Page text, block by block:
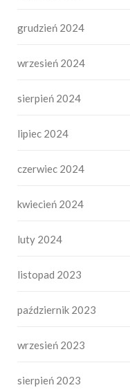
grudzień 2024
wrzesień 2024
sierpień 2024
lipiec 2024
czerwiec 2024
kwiecień 2024
luty 2024
listopad 2023
październik 2023
wrzesień 2023
sierpień 2023